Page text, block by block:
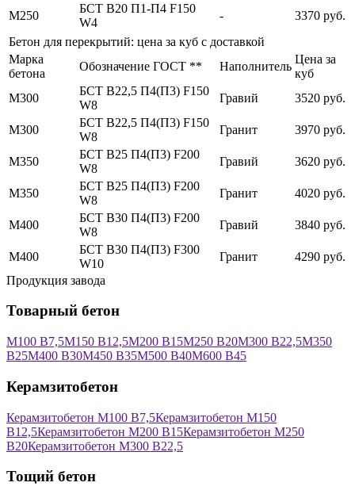
М250
БСТ В20 П1-П4 F150
W4
-
3370 руб.
Бетон для перекрытий: цена за куб с доставкой
Марка
бетона
Обозначение ГОСТ ** Наполнитель
Цена за
куб
М300
БСТ В22,5 П4(П3) F150
W8
Гравий 3520 руб.
М300
БСТ В22,5 П4(П3) F150
W8
Гранит 3970 руб.
М350
БСТ В25 П4(П3) F200
W8
Гравий 3620 руб.
М350
БСТ В25 П4(П3) F200
W8
Гранит 4020 руб.
М400
БСТ В30 П4(П3) F200
W8
Гравий 3840 руб.
М400
БСТ В30 П4(П3) F300
W10
Гранит
4290 руб.
Продукция завода
Товарный бетон
М100 В7,5М150 В12,5М200 В15М250 В20М300 В22,5М350
В25М400 В30М450 В35М500 В40М600 В45
Керамзитобетон
Керамзитобетон М100 В7,5Керамзитобетон М150
В12,5Керамзитобетон М200 В15Керамзитобетон М250
В20Керамзитобетон М300 В22,5
Тощий бетон